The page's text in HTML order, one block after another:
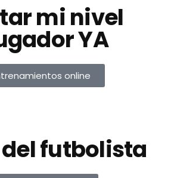
mi nivel
YA
online
futbolista